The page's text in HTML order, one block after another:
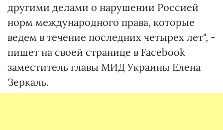
другими делами о нарушении Россией
норм международного права, которые
ведем в течение последних четырех лет", -
пишет на своей странице в Facebook
заместитель главы МИД Украины Елена
Зеркаль.